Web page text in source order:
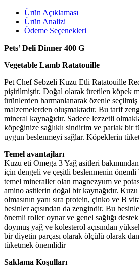
Ürün Açıklaması
Ürün Analizi
Ödeme Seçenekleri
Pets’ Deli Dinner 400 G
Vegetable Lamb Ratatouille
Pet Chef Sebzeli Kuzu Etli Ratatouille
pişirilmiştir. Doğal olarak üretilen köpek
ürünlerden harmanlanarak özenle seçilmiş
malzemelerden oluşmaktadır. Bu tarif
mineral kaynağıdır. Sadece lezzetli
köpeğinize sağlıklı sindirim ve parlak bir
uygun beslenmeyi sağlar. Köpeklerin
Temel avantajları
Kuzu eti Omega 3 Yağ asitleri
için dengeli ve çeşitli beslenmenin önemli
temel mineraller olan magnezyum ve
amino asitlerin doğal bir kaynağıdır.
olmasının yanı sıra protein, çinko ve B
besinler açısından da zengindir. Bu
önemli roller oynar ve genel sağlığı
doymuş yağ ve kolesterol açısından
bir diyetin parçası olarak ölçülü olarak
tüketmek önemlidir
Saklama Koşulları